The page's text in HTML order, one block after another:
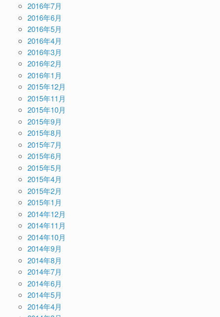
2016年7月
2016年6月
2016年5月
2016年4月
2016年3月
2016年2月
2016年1月
2015年12月
2015年11月
2015年10月
2015年9月
2015年8月
2015年7月
2015年6月
2015年5月
2015年4月
2015年2月
2015年1月
2014年12月
2014年11月
2014年10月
2014年9月
2014年8月
2014年7月
2014年6月
2014年5月
2014年4月